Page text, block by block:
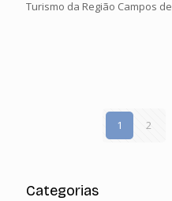
Turismo da Região Campos de
1 2
Categorias